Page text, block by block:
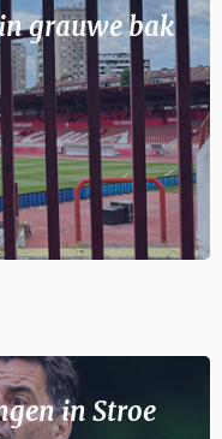
grauwe bak
in Stroe